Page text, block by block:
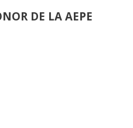
DE LA AEPE